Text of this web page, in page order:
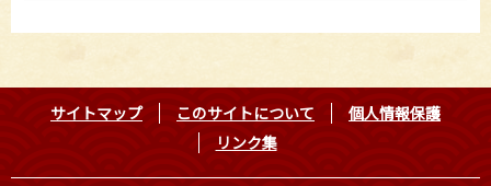
サイトマップ このサイトについて
個人情報保護
リンク集